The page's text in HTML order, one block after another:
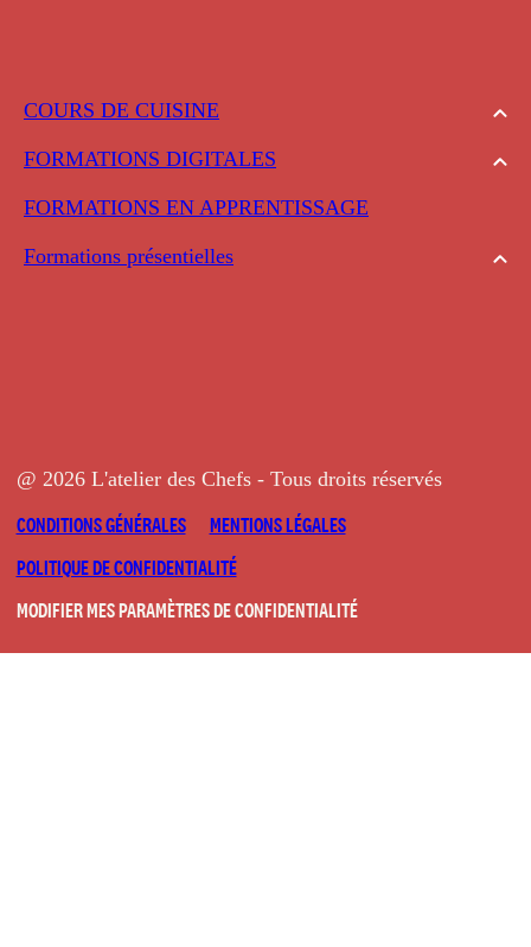
COURS DE CUISINE
FORMATIONS DIGITALES
FORMATIONS EN APPRENTISSAGE
Formations présentielles
@ 2026 L'atelier des Chefs - Tous droits réservés
CONDITIONS GÉNÉRALES
MENTIONS LÉGALES
POLITIQUE DE CONFIDENTIALITÉ
MODIFIER MES PARAMÈTRES DE CONFIDENTIALITÉ